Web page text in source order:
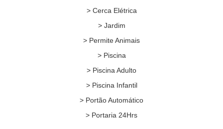
> Cerca Elétrica
> Jardim
> Permite Animais
> Piscina
> Piscina Adulto
> Piscina Infantil
> Portão Automático
> Portaria 24Hrs